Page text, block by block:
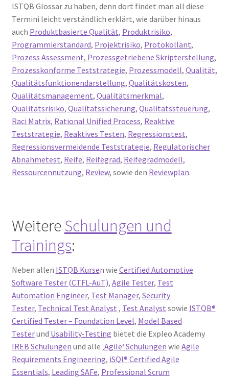
ISTQB Glossar zu haben, denn dort findet man all diese
Termini leicht verständlich erklärt, wie darüber hinaus
auch Produktbasierte Qualität, Produktrisiko,
Programmierstandard, Projektrisiko, Protokollant,
Prozess Assessment, Prozessgetriebene Skripterstellung,
Prozesskonforme Teststrategie, Prozessmodell, Qualität,
Qualitätsfunktionendarstellung, Qualitätskosten,
Qualitätsmanagement, Qualitätsmerkmal,
Qualitätsrisiko, Qualitätssicherung, Qualitätssteuerung,
Raci Matrix, Rational Unified Process, Reaktive
Teststrategie, Reaktives Testen, Regressionstest,
Regressionsvermeidende Teststrategie, Regulatorischer
Abnahmetest, Reife, Reifegrad, Reifegradmodell,
Ressourcennutzung, Review, sowie den Reviewplan.
Weitere Schulungen und
Trainings:
Neben allen ISTQB Kursen wie Certified Automotive
Software Tester (CTFL-AuT), Agile Tester, Test
Automation Engineer, Test Manager, Security
Tester, Technical Test Analyst , Test Analyst sowie ISTQB®
Certified Tester – Foundation Level, Model Based
Testerund Usability-Testing bietet die Expleo Academy
IREB Schulungen und alle ‚Agile‘ Schulungen wie Agile
Requirements Engineering, iSQI® Certified Agile
Essentials, Leading SAFe, Professional Scrum